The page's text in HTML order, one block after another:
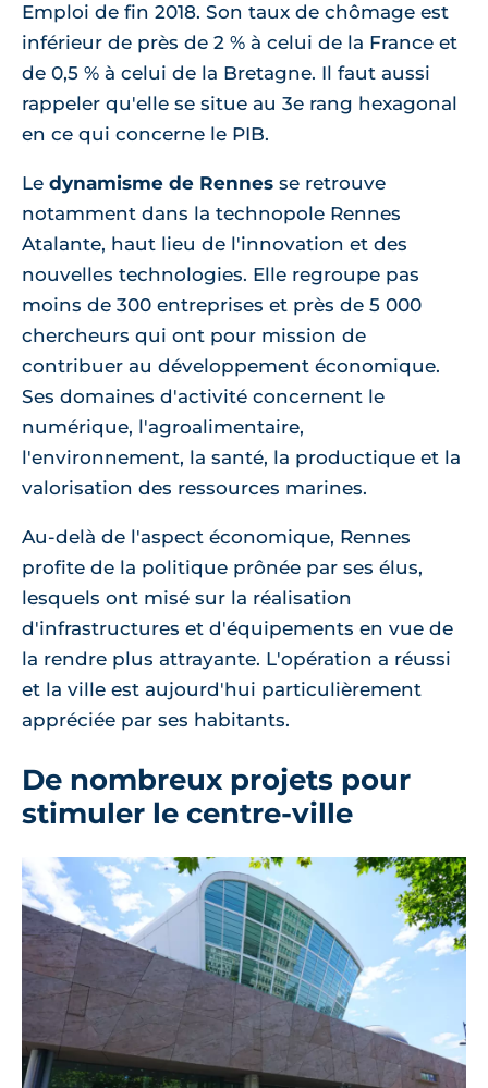
Emploi de fin 2018. Son taux de chômage est
inférieur de près de 2 % à celui de la France et
de 0,5 % à celui de la Bretagne. Il faut aussi
rappeler qu'elle se situe au 3e rang hexagonal
en ce qui concerne le PIB.
Le dynamisme de Rennes se retrouve
notamment dans la technopole Rennes
Atalante, haut lieu de l'innovation et des
nouvelles technologies. Elle regroupe pas
moins de 300 entreprises et près de 5 000
chercheurs qui ont pour mission de
contribuer au développement économique.
Ses domaines d'activité concernent le
numérique, l'agroalimentaire,
l'environnement, la santé, la productique et la
valorisation des ressources marines.
Au-delà de l'aspect économique, Rennes
profite de la politique prônée par ses élus,
lesquels ont misé sur la réalisation
d'infrastructures et d'équipements en vue de
la rendre plus attrayante. L'opération a réussi
et la ville est aujourd'hui particulièrement
appréciée par ses habitants.
De nombreux projets pour
stimuler le centre-ville